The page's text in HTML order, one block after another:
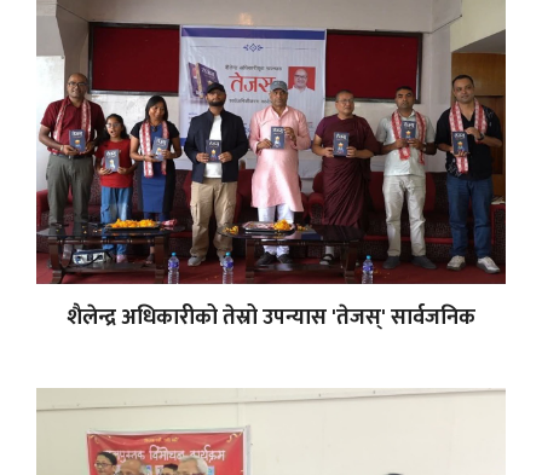
शैलेन्द्र अधिकारीको तेस्रो उपन्यास 'तेजस्' सार्वजनिक